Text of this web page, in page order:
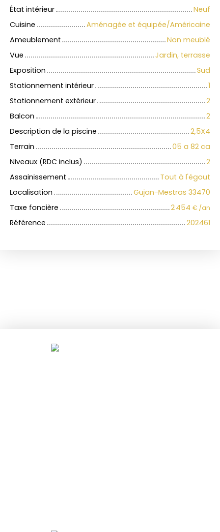
État intérieur
Neuf
Cuisine
Aménagée et équipée/Américaine
Ameublement
Non meublé
Vue
Jardin, terrasse
Exposition
Sud
Stationnement intérieur
1
Stationnement extérieur
2
Balcon
2
Description de la piscine
2,5X4
Terrain
05 a 82 ca
Niveaux (RDC inclus)
2
Assainissement
Tout à l'égout
Localisation
Gujan-Mestras 33470
Taxe foncière
2 454 € /an
Référence 202461